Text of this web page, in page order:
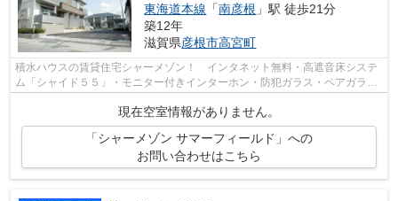
東海道本線 「南彦根 」駅 徒歩21分
築12年
滋賀県彦根市高宮町
積水ハウスの賃貸住宅シャーメゾン！ インタネット無料・高遮音床システ
ム「シャイド５５」・モニター付きインターホン・防犯ガラス・ペアガラ
現在空室情報がありません。
「シャーメゾン サマーフィールド」への
お問い合わせはこちら